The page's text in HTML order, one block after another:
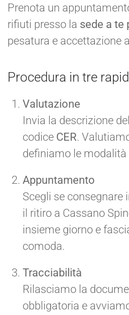
Prenota un
rifiuti presso la sede a te
pesatura e accettazione
Procedura in tre
Valutazione
Invia la descrizione
codice CER.
definiamo le modalità
Appuntamento
Scegli se consegnare
il ritiro a Cassano
insieme giorno e
comoda.
Tracciabilità
Rilasciamo la
obbligatoria e